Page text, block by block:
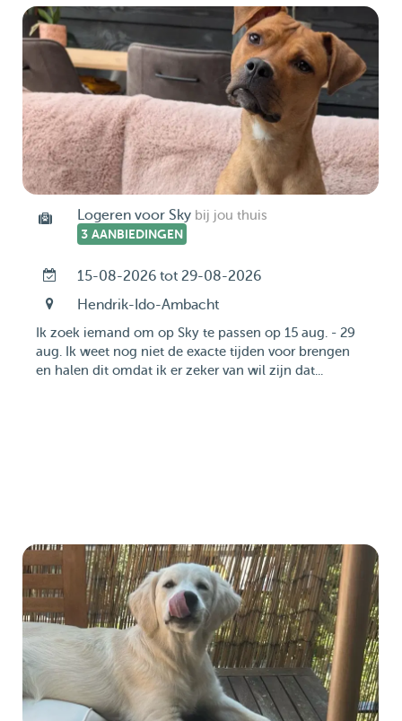
Logeren voor Sky bij jou thuis
3 AANBIEDINGEN
15-08-2026 tot 29-08-2026
Hendrik-Ido-Ambacht
Ik zoek iemand om op Sky te passen op 15 aug. - 29
aug. Ik weet nog niet de exacte tijden voor brengen
en halen dit omdat ik er zeker van wil zijn dat...